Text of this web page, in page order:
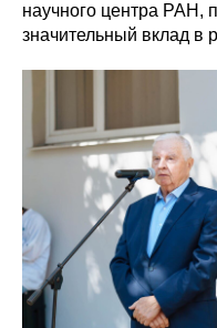
научного центра РАН,
значительный вклад в